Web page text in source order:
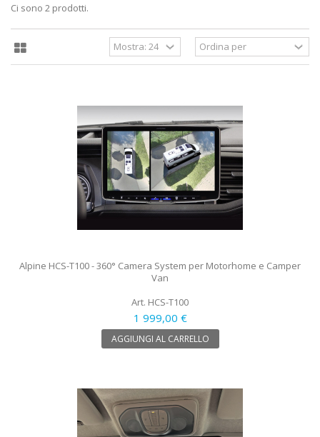
Ci sono 2 prodotti.
Alpine HCS-T100 - 360° Camera System per Motorhome e Camper
Van
Art. HCS-T100
1 999,00 €
AGGIUNGI AL CARRELLO